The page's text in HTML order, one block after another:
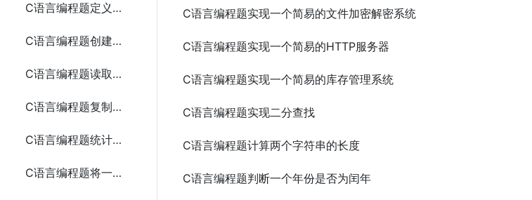
C语言编程题定义点、书籍、三角形和汽车结构体
C语言编程题创建并写入文本文件
C语言编程题读取文本文件并输出其内容
C语言编程题复制一个文本文件的内容到另一个文件
C语言编程题统计文本文件中的字符、单词和行数
C语言编程题将一段文本追加到现有文件的末尾
C语言编程题实现一个简易的文件加密解密系统
C语言编程题实现一个简易的HTTP服务器
C语言编程题实现一个简易的库存管理系统
C语言编程题实现二分查找
C语言编程题计算两个字符串的长度
C语言编程题判断一个年份是否为闰年